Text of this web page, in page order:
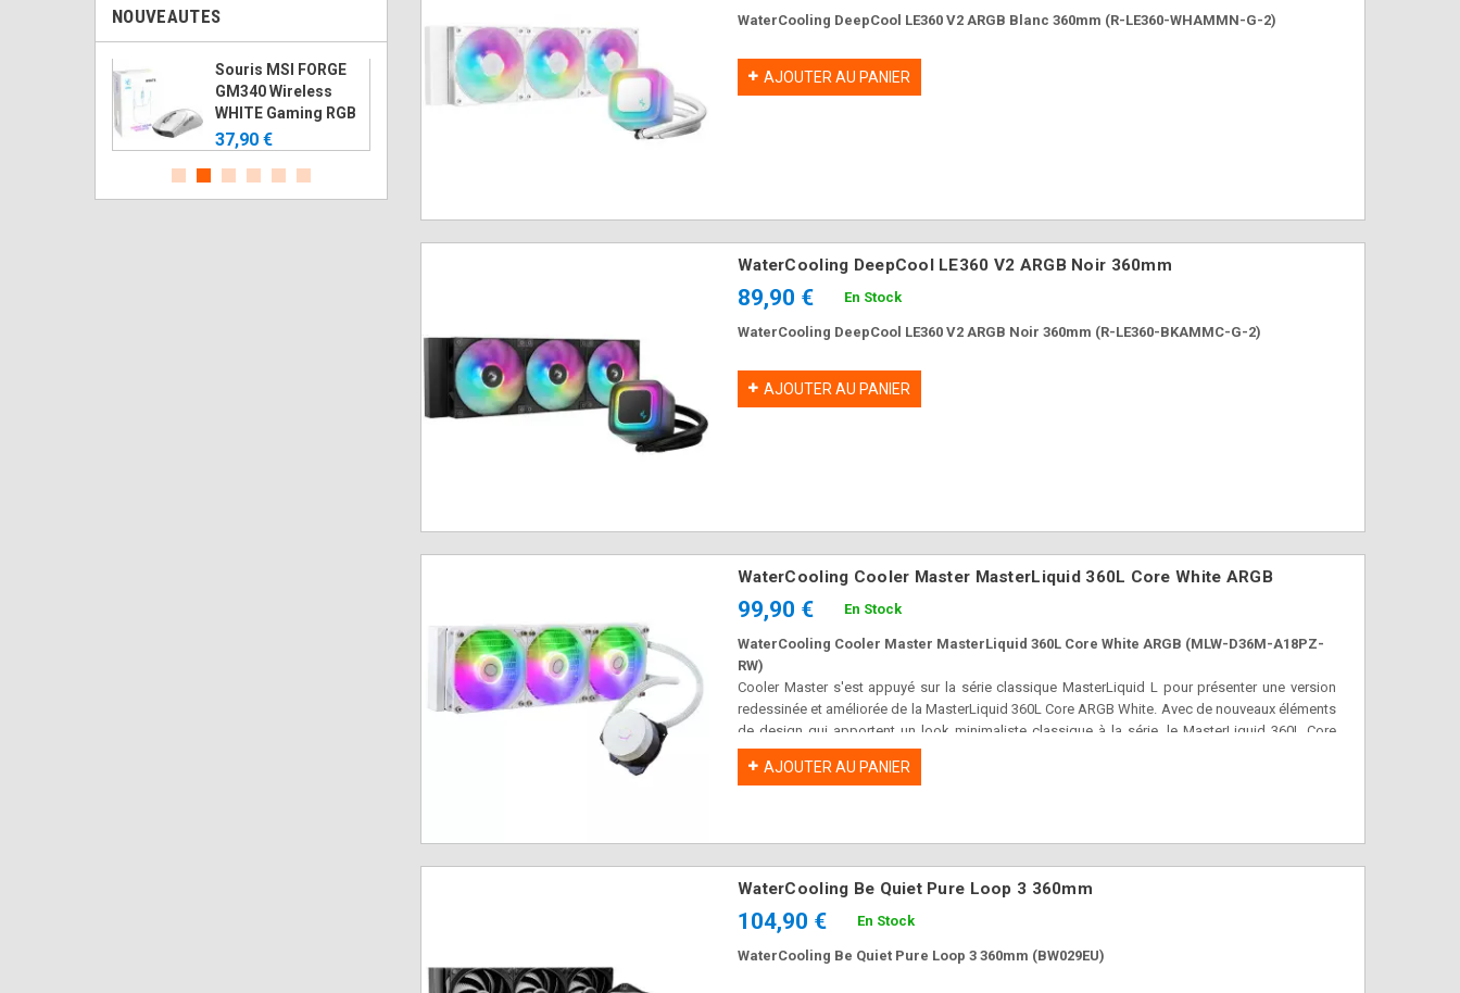
NOUVEAUTES
Souris MSI FORGE
GM340 Wireless
WHITE Gaming RGB
37,90 €
Souris MSI FORGE
GM340 Wireless
NAVY Gaming RGB
Boitier DeepCool
WaterCooling DeepCool LE360 V2 ARGB Blanc 360mm (R-LE360-WHAMMN-G-2)
AJOUTER AU PANIER
WaterCooling DeepCool LE360 V2 ARGB Noir 360mm
89,90 € En Stock
WaterCooling DeepCool LE360 V2 ARGB Noir 360mm (R-LE360-BKAMMC-G-2)
AJOUTER AU PANIER
WaterCooling Cooler Master MasterLiquid 360L Core White ARGB
99,90 € En Stock
WaterCooling Cooler Master MasterLiquid 360L Core White ARGB (MLW-D36M-A18PZ-
RW)
Cooler Master s'est appuyé sur la série classique MasterLiquid L pour présenter une version
redessinée et améliorée de la MasterLiquid 360L Core ARGB White. Avec de nouveaux éléments
de design qui apportent un look minimaliste classique à la série, le MasterLiquid 360L Core
ARGB White représente l'esprit d'innovation permanent de Cooler Master.
AJOUTER AU PANIER
WaterCooling Be Quiet Pure Loop 3 360mm
104,90 € En Stock
WaterCooling Be Quiet Pure Loop 3 360mm (BW029EU)